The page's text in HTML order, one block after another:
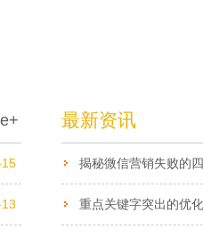
最新资讯
揭秘微信营销失败的
重点关键字突出的优